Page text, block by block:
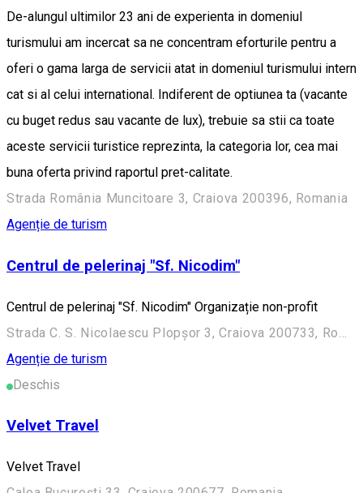
De-alungul ultimilor 23 ani de experienta in domeniul
turismului am incercat sa ne concentram eforturile pentru a
oferi o gama larga de servicii atat in domeniul turismului intern
cat si al celui international. Indiferent de optiunea ta (vacante
cu buget redus sau vacante de lux), trebuie sa stii ca toate
aceste servicii turistice reprezinta, la categori­a lor, cea mai
buna oferta privind raportul pret-calitate.
Strada România Muncitoare 3, Craiova 200396, Romania
Agenție de turism
Centrul de pelerinaj "Sf. Nicodim"
Centrul de pelerinaj "Sf. Nicodim" Organizație non-profit
Agenție de turism
Deschis
Velvet Travel
Velvet Travel